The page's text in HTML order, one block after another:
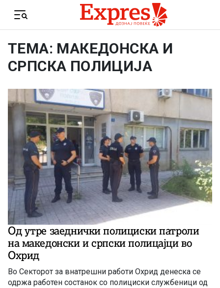
Menu
ТЕМА: МАКЕДОНСКА И
СРПСКА ПОЛИЦИЈА
Од утре заеднички полициски патроли
на македонски и српски полицајци во
Охрид
Во Секторот за внатрешни работи Охрид денеска се
одржа работен состанок со полициски службеници од